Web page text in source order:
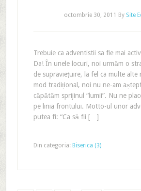
octombrie 30, 2011 By Site
Trebuie ca adventistii sa fie mai
Da! În unele locuri, noi urmăm o
de supraviețuire, la fel ca multe
mod tradițional, noi nu ne-am
căpătăm sprijinul “lumii”. Nu ne
pe linia frontului. Motto-ul unor
putea fi: “Ca să fii […]
Din categoria: Biserica (3)